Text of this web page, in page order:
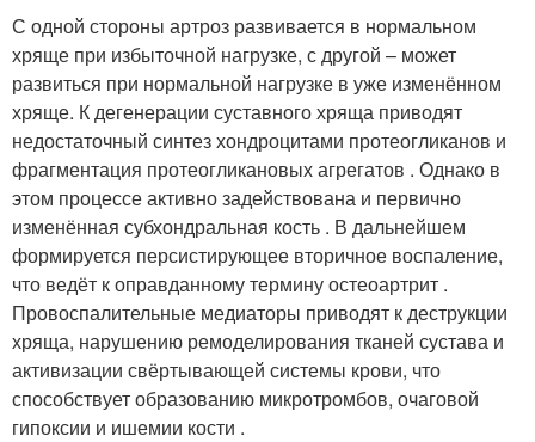
С одной стороны артроз развивается в нормальном
хряще при избыточной нагрузке, с другой – может
развиться при нормальной нагрузке в уже изменённом
хряще. К дегенерации суставного хряща приводят
недостаточный синтез хондроцитами протеогликанов и
фрагментация протеогликановых агрегатов . Однако в
этом процессе активно задействована и первично
изменённая субхондральная кость . В дальнейшем
формируется персистирующее вторичное воспаление,
что ведёт к оправданному термину остеоартрит .
Провоспалительные медиаторы приводят к деструкции
хряща, нарушению ремоделирования тканей сустава и
активизации свёртывающей системы крови, что
способствует образованию микротромбов, очаговой
гипоксии и ишемии кости .